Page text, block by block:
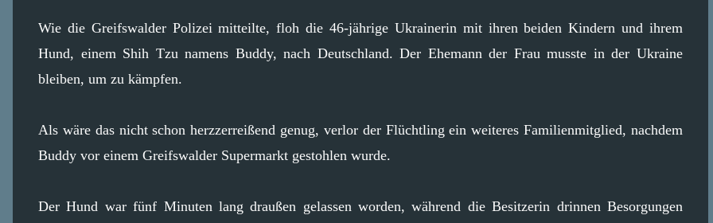
Wie die Greifswalder Polizei mitteilte, floh die 46-jährige Ukrainerin mit ihren beiden Kindern und ihrem
Hund, einem Shih Tzu namens Buddy, nach Deutschland. Der Ehemann der Frau musste in der Ukraine
bleiben, um zu kämpfen.
Als wäre das nicht schon herzzerreißend genug, verlor der Flüchtling ein weiteres Familienmitglied, nachdem
Buddy vor einem Greifswalder Supermarkt gestohlen wurde.
Der Hund war fünf Minuten lang draußen gelassen worden, während die Besitzerin drinnen Besorgungen